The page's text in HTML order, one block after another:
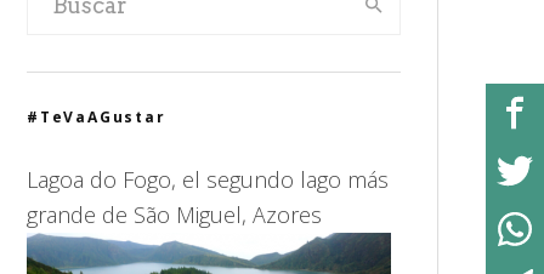
#TeVaAGustar
Lagoa do Fogo, el segundo lago más
grande de São Miguel, Azores